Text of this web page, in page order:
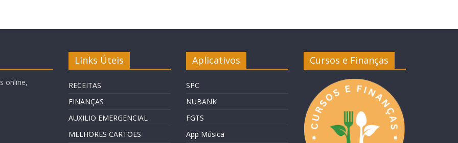
online,
Links Úteis
RECEITAS
FINANÇAS
AUXILIO EMERGENCIAL
MELHORES CARTOES
Aplicativos
SPC
NUBANK
FGTS
App Música
Cursos e Finanças